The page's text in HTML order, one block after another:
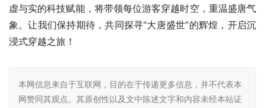
虚与实的科技赋能，将带领每位游客穿越时空，重温盛唐气
象。让我们保持期待，共同探寻“大唐盛世”的辉煌，开启沉
浸式穿越之旅！
本网信息来自于互联网，目的在于传递更多信息，并不代表本
网赞同其观点。其原创性以及文中陈述文字和内容未经本站证